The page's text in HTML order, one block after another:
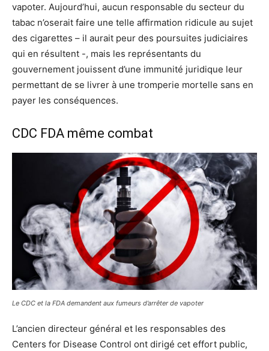
vapoter. Aujourd’hui, aucun responsable du secteur du
tabac n’oserait faire une telle affirmation ridicule au sujet
des cigarettes – il aurait peur des poursuites judiciaires
qui en résultent -, mais les représentants du
gouvernement jouissent d’une immunité juridique leur
permettant de se livrer à une tromperie mortelle sans en
payer les conséquences.
CDC FDA même combat
Le CDC et la FDA demandent aux fumeurs d’arrêter de vapoter
L’ancien directeur général et les responsables des
Centers for Disease Control ont dirigé cet effort public,